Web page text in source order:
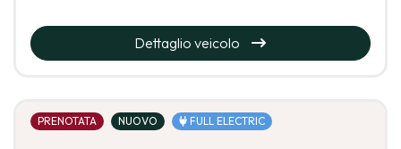
Dettaglio veicolo
PRENOTATA NUOVO FULL ELECTRIC